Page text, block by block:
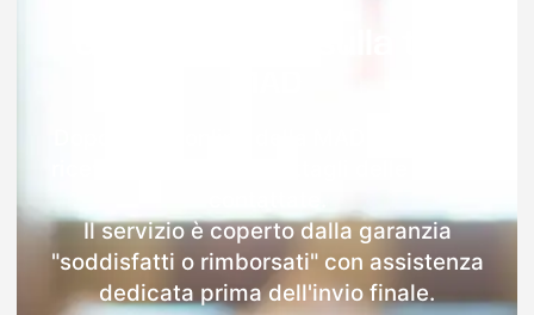
Il servizio è coperto dalla garanzia
"soddisfatti o rimborsati" con assistenza
dedicata prima dell'invio finale.